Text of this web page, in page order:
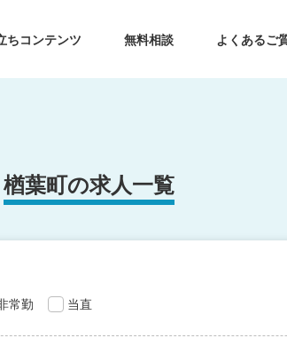
ちコンテンツ 無料相談 よくあるご
楢葉町の求人一覧
常勤 当直